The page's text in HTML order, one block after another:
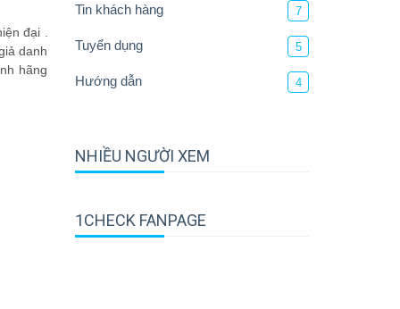
đại .
danh
hãng
Tin khách hàng 7
Tuyển dụng 5
Hướng dẫn 4
NHIỀU NGƯỜI XEM
1CHECK FANPAGE